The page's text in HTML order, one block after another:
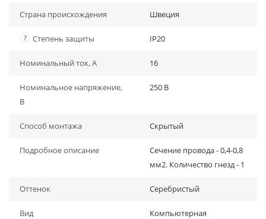
Страна происхождения Швеция
? Степень защиты IP20
Номинальный ток, А 16
Номинальное напряжение,
В
250 В
Способ монтажа Скрытый
Подробное описание
Сечение провода - 0,4-0,8
мм2. Количество гнезд - 1
Оттенок Серебристый
Вид Компьютерная